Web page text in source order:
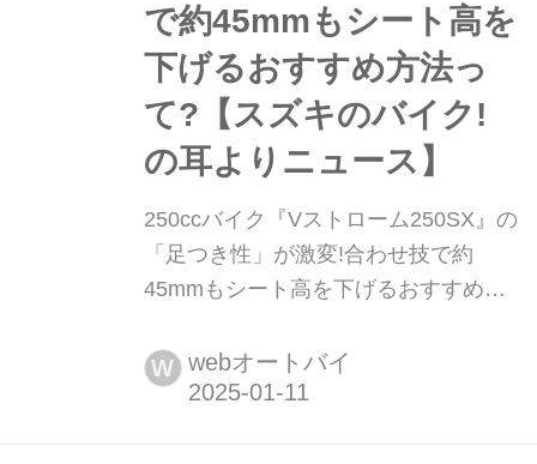
で約45mmもシート高を
下げるおすすめ方法っ
て?【スズキのバイク!
の耳よりニュース】
250ccバイク『Vストローム250SX』の
「足つき性」が激変!合わせ技で約
45mmもシート高を下げるおすすめ方
ュース】 スズキの250アドベンチャー
「Vストローム250SX」が気になって
W webオートバイ